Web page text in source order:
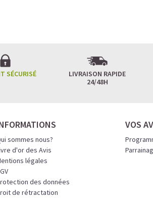
SÉCURISÉ
LIVRAISON RAPIDE
24/48H
sommes nous?
d'or des Avis
légales
des données
de rétractation
VOS